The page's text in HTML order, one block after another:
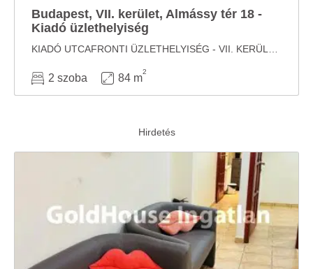
Budapest, VII. kerület, Almássy tér 18 -
Kiadó üzlethelyiség
2 szoba 84 m
2